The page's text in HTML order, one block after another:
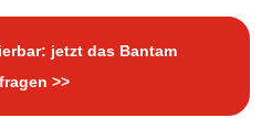
jetzt das Bantam
>>